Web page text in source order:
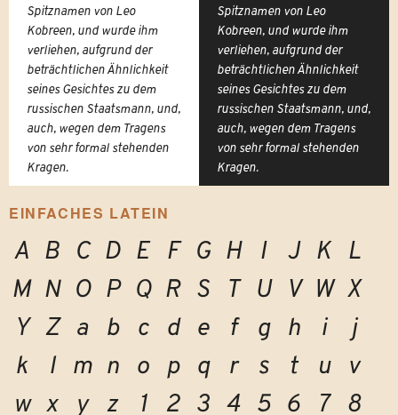
Spitznamen von Leo
Kobreen, und wurde ihm
verliehen, aufgrund der
beträchtlichen Ähnlichkeit
seines Gesichtes zu dem
russischen Staatsmann, und,
auch, wegen dem Tragens
von sehr formal stehenden
Kragen.
Spitznamen von Leo
Kobreen, und wurde ihm
verliehen, aufgrund der
beträchtlichen Ähnlichkeit
seines Gesichtes zu dem
russischen Staatsmann, und,
auch, wegen dem Tragens
von sehr formal stehenden
Kragen.
EINFACHES LATEIN
A B C D E F G H I J K L
M N O P Q R S T U V W X
Y Z a b c d e f g h i
j
k
l m n o p q r s t u
v
w x y z 1 2 3 4 5 6 7 8